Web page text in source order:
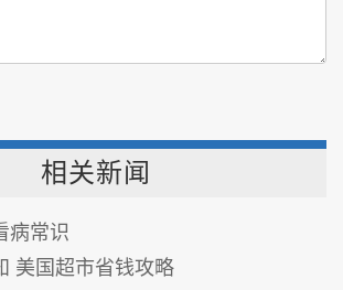
相关新闻
病常识
美国超市省钱攻略